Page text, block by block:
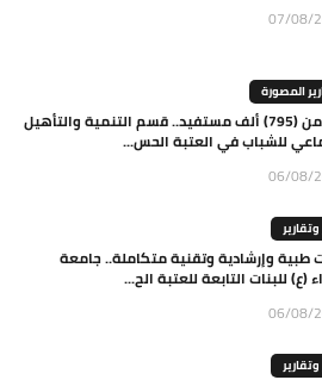
07/08/
المصورة
بأكثر من (795) ألف مستفيد.. قسم التنمية والتأهيل
للشباب في العتبة الحس...
06/08/
وتقارير
طبية وإرشادية وتقنية متكاملة.. جامعة
(ع) للبنات التابعة للعتبة الح...
06/08/
وتقارير